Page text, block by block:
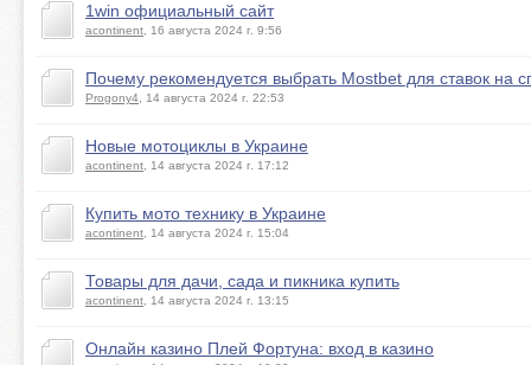
1win официальный сайт
acontinent , 16 августа 2024 г. 9:56
Почему рекомендуется выбрать Mostbet для ставок на
Progony4 , 14 августа 2024 г. 22:53
Новые мотоциклы в Украине
acontinent , 14 августа 2024 г. 17:12
Купить мото технику в Украине
acontinent , 14 августа 2024 г. 15:04
Товары для дачи, сада и пикника купить
acontinent , 14 августа 2024 г. 13:15
Онлайн казино Плей Фортуна: вход в казино